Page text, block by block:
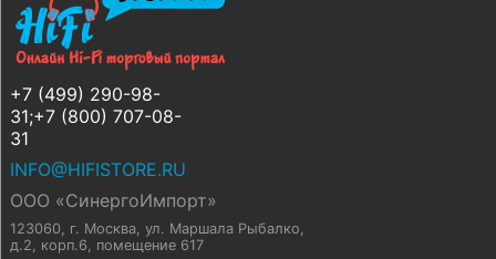
+7 (499) 290-98-
31;+7 (800) 707-08-
31
INFO@HIFISTORE.RU
ООО «СинергоИмпорт»
123060, г. Москва, ул. Маршала Рыбалко,
д.2, корп.6, помещение 617